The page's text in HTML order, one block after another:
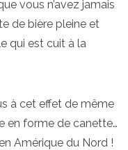
vous n’avez jamais
de bière pleine et
qui est cuit à la
à cet effet de même
en forme de canette…
Amérique du Nord !